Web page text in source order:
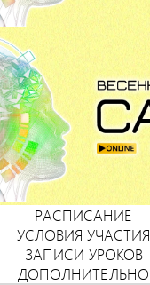
РАСПИСАНИЕ
УСЛОВИЯ УЧАСТИЯ
ЗАПИСИ УРОКОВ
ДОПОЛНИТЕЛЬНО